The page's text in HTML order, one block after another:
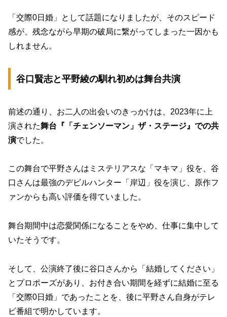
「交際0日婚」として話題になりましたが、そのスピード
感が、残念ながら早期の破局に繋がってしまった一因かも
しれません。
谷口賢志と平野綾の馴れ初めは舞台共演
前述の通り、お二人の出会いのきっかけは、2023年に上
演された舞台『「チェンソーマン」ザ・ステージ』での共
演でした。
この舞台で平野さんはミステリアスな「マキマ」役を、谷
口さんは最強のデビルハンター「岸辺」役を演じ、原作フ
ァンからも高い評価を得ていました。
舞台期間中は恋愛関係になることをやめ、仕事に集中して
いたそうです。
そして、公演終了後に谷口さんから「結婚してください」
とプロポーズがあり、 お付き合い期間を経ずに結婚に至る
「交際0日婚」 であったことを、後に平野さん自身がテレ
ビ番組で明かしています。